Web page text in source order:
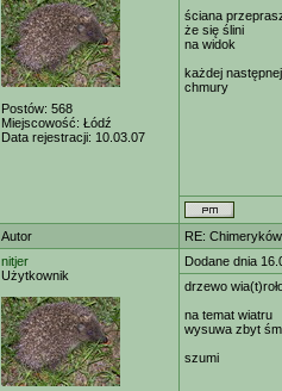
Postów: 568
Miejscowość: Łódź
Data rejestracji: 10.03.07
ściana
że się ślini
na widok
każdej następnej
chmury
Autor
RE:
nitjer
Użytkownik
Dodane dnia
drzewo
na temat wiatru
wysuwa zbyt
szumi